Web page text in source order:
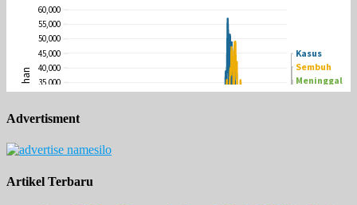
Advertisment
Artikel Terbaru